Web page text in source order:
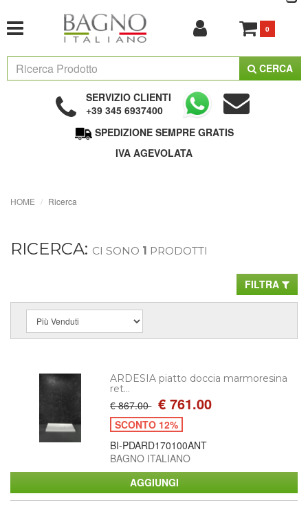
0
CERCA
SERVIZIO CLIENTI
+39 345 6937400
SPEDIZIONE SEMPRE GRATIS
IVA AGEVOLATA
HOME Ricerca
RICERCA: CI SONO 1 PRODOTTI
FILTRA
ARDESIA piatto doccia marmoresina
ret...
€ 867.00 € 761.00
SCONTO 12%
BI-PDARD170100ANT
BAGNO ITALIANO